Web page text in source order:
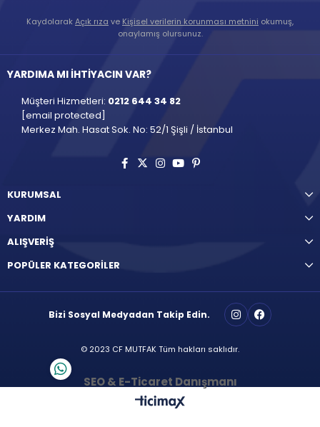
KaydolarakAçık rıza ve Kişisel verilerin korunması metnini okumuş,
onaylamış olursunuz.
YARDIMA MI İHTİYACIN VAR?
Müşteri Hizmetleri: 0212 644 34 82
[email protected]
Merkez Mah. Hasat Sok. No: 52/1 Şişli / İstanbul
KURUMSAL
YARDIM
ALIŞVERİŞ
POPÜLER KATEGORİLER
Bizi Sosyal Medyadan Takip Edin.
© 2023 CF MUTFAK Tüm hakları saklıdır.
SEO & E-Ticaret Danışmanı